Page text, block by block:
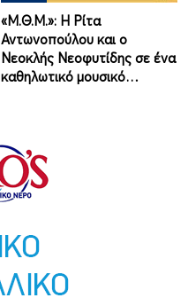
«Μ.Θ.Μ.»: Η Ρίτα
Αντωνοπούλου και ο
Νεοκλής Νεοφυτίδης σε ένα
καθηλωτικό μουσικό…